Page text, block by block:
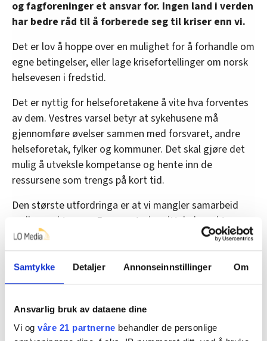
Samtykke Detaljer Annonseinnstillinger Om
Ansvarlig bruk av dataene dine
Vi og våre 21 partnerne behandler de personlige
og fagforeninger et ansvar for. Ingen land i verden
har bedre råd til å forberede seg til kriser enn vi.
Det er lov å hoppe over en mulighet for å forhandle om
egne betingelser, eller lage krisefortellinger om norsk
helsevesen i fredstid.
Det er nyttig for helseforetakene å vite hva forventes
av dem. Vestres varsel betyr at sykehusene må
gjennomføre øvelser sammen med forsvaret, andre
helseforetak, fylker og kommuner. Det skal gjøre det
mulig å utveksle kompetanse og hente inn de
ressursene som trengs på kort tid.
Den største utfordringa er at vi mangler samarbeid
mellom sektorene. Forsvaret gjør sitt, helsesektoren
sitt, kommunene sitt og fylkene sitt. Det er lite
overlapp. Øvelse for krise, vil gjøre samhandling i
fredstid bedre.
samarbeide med forsvaret? Hvordan skal vi få ned
tersklene mellom etatene, mellom